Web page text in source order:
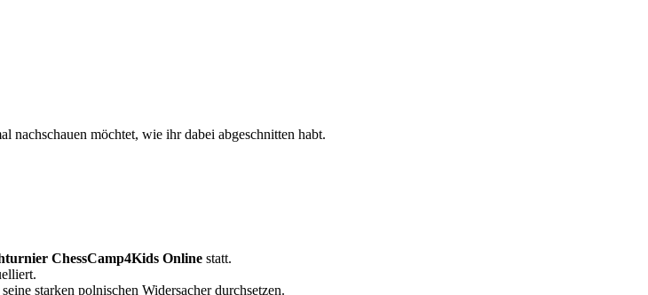
nachschauen möchtet, wie ihr dabei abgeschnitten habt.
ChessCamp4Kids Online statt.
starken polnischen Widersacher durchsetzen.